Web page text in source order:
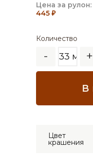
Цена за рулон:
445 ₽
Количество
- +
Цвет
крашения